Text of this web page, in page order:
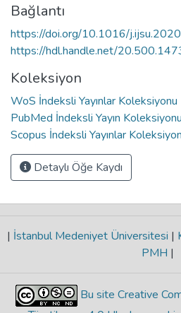
Bağlantı
https://doi.org/10.1016/
https://hdl.handle.net/
Koleksiyon
WoS İndeksli Yayınlar Koleksiyonu
PubMed İndeksli Yayın Koleksiyonu
Scopus İndeksli Yayınlar
Detaylı Öğe Kaydı
| İstanbul Medeniyet Üniversitesi |
PMH |
Bu site Creative